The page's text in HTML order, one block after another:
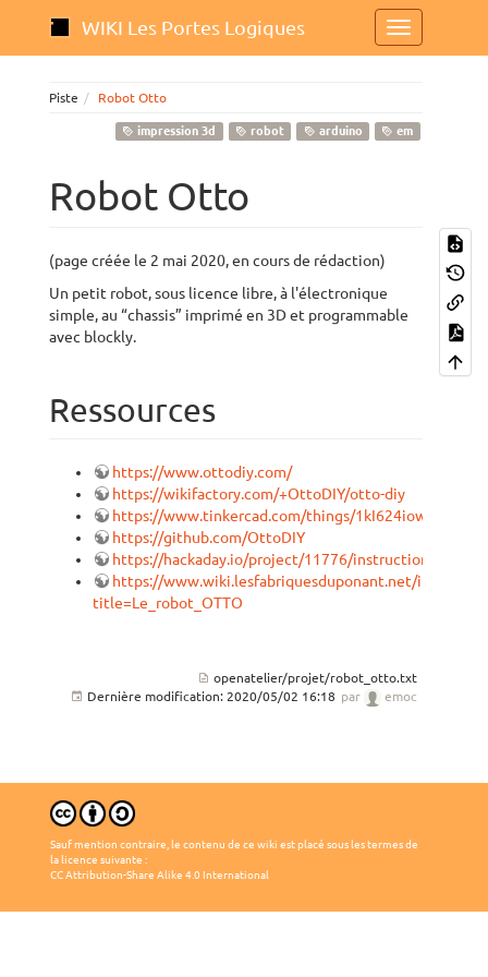
WIKI Les Portes Logiques
Piste Robot Otto
impression 3d robot arduino em
Robot Otto
(page créée le 2 mai 2020, en cours de rédaction)
Un petit robot, sous licence libre, à l'électronique
simple, au “chassis” imprimé en 3D et programmable
avec blockly.
Ressources
https://www.ottodiy.com/
https://wikifactory.com/+OttoDIY/otto-diy
https://www.tinkercad.com/things/1kI624iowUR
https://github.com/OttoDIY
https://hackaday.io/project/11776/instructions
https://www.wiki.lesfabriquesduponant.net/
title=Le_robot_OTTO
openatelier/projet/robot_otto.txt
Dernière modification: 2020/05/02 16:18 par emoc
Sauf mention contraire, le contenu de ce wiki est placé sous les termes de
la licence suivante :
CC Attribution-Share Alike 4.0 International